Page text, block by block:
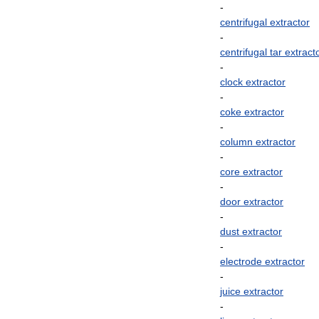
-
centrifugal extractor
-
centrifugal tar
-
clock extractor
-
coke extractor
-
column extractor
-
core extractor
-
door extractor
-
dust extractor
-
electrode extractor
-
juice extractor
-